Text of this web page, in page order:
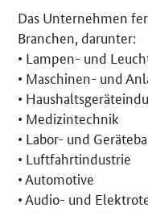
Das Unternehmen
Branchen, darunter:
• Lampen- und
• Maschinen- und
•
• Medizintechnik
• Labor- und
• Luftfahrtindustrie
• Automotive
• Audio- und